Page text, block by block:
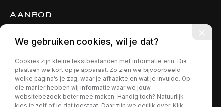
AANBOD
OVER ONS
CONTACT
We gebruiken cookies, wil je dat?
Cookies zijn kleine tekstbestanden met informatie erin. Die
plaatsen we kort op je apparaat. Zo zien we bijvoorbeeld
welke pagina’s je zag, waar je afhaakte en wat je invulde. Op
die manier hebben wij informatie waar we jouw
websitebezoek beter mee maken. Handig toch? Natuurlijk
kies je zelf of je dat toestaat. Daar zijn we eerlijk over. Klik